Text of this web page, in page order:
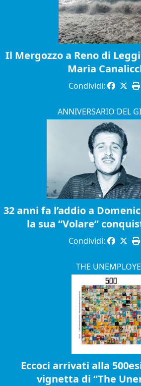
Il Mergozzo a Reno di
Maria
Condividi:
ANNIVERSARIO DEL
32 anni fa l’addio a
la sua “Volare”
Condividi:
THE
Eccoci arrivati alla
vignetta di “The